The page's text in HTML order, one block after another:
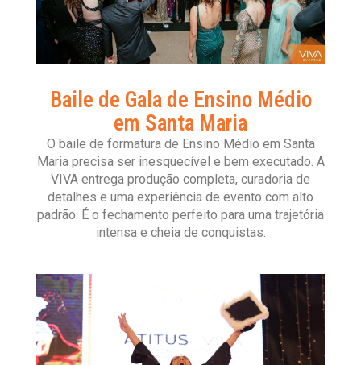
Baile de Gala de Ensino Médio
em Santa Maria
O baile de formatura de Ensino Médio em Santa
Maria precisa ser inesquecível e bem executado. A
VIVA entrega produção completa, curadoria de
detalhes e uma experiência de evento com alto
padrão. É o fechamento perfeito para uma trajetória
intensa e cheia de conquistas.